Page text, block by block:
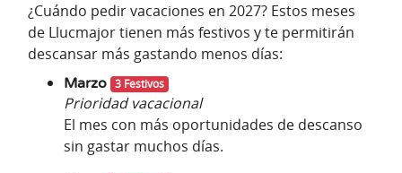
¿Cuándo pedir vacaciones en 2027? Estos meses
de Llucmajor tienen más festivos y te permitirán
descansar más gastando menos días:
Marzo 3 Festivos
Prioridad vacacional
El mes con más oportunidades de descanso
sin gastar muchos días.